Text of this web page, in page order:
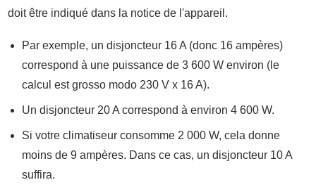
doit être indiqué dans la notice de l'appareil.
Par exemple, un disjoncteur 16 A (donc 16 ampères)
correspond à une puissance de 3 600 W environ (le
calcul est grosso modo 230 V x 16 A).
Un disjoncteur 20 A correspond à environ 4 600 W.
Si votre climatiseur consomme 2 000 W, cela donne
moins de 9 ampères. Dans ce cas, un disjoncteur 10 A
suffira.